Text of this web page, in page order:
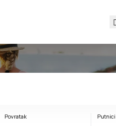
Povratak Putnici